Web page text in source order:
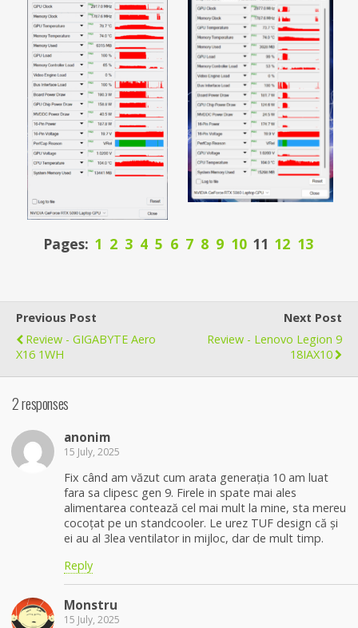
Pages: 1 2 3 4 5 6 7 8 9 10 11 12 13
Previous Post
Review - GIGABYTE Aero
X16 1WH
Next Post
Review - Lenovo Legion 9
18IAX10
2 responses
anonim
15 July, 2025
Fix când am văzut cum arata generația 10 am luat
fara sa clipesc gen 9. Firele in spate mai ales
alimentarea contează cel mai mult la mine, sta mereu
cocoțat pe un standcooler. Le urez TUF design că și
ei au al 3lea ventilator in mijloc, dar de mult timp.
Reply
Monstru
15 July, 2025